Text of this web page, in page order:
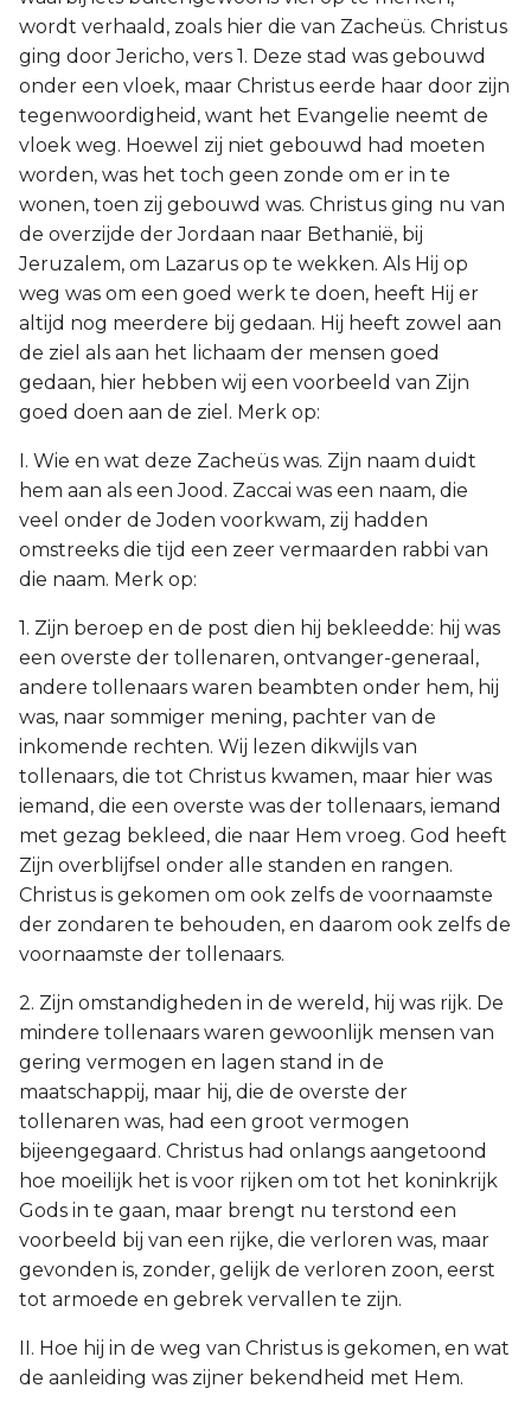
wordt verhaald, zoals hier die van Zacheüs. Christus
ging door Jericho, vers 1. Deze stad was gebouwd
onder een vloek, maar Christus eerde haar door zijn
tegenwoordigheid, want het Evangelie neemt de
vloek weg. Hoewel zij niet gebouwd had moeten
worden, was het toch geen zonde om er in te
wonen, toen zij gebouwd was. Christus ging nu van
de overzijde der Jordaan naar Bethanië, bij
Jeruzalem, om Lazarus op te wekken. Als Hij op
weg was om een goed werk te doen, heeft Hij er
altijd nog meerdere bij gedaan. Hij heeft zowel aan
de ziel als aan het lichaam der mensen goed
gedaan, hier hebben wij een voorbeeld van Zijn
goed doen aan de ziel. Merk op:
I. Wie en wat deze Zacheüs was. Zijn naam duidt
hem aan als een Jood. Zaccai was een naam, die
veel onder de Joden voorkwam, zij hadden
omstreeks die tijd een zeer vermaarden rabbi van
die naam. Merk op:
1. Zijn beroep en de post dien hij bekleedde: hij was
een overste der tollenaren, ontvanger-generaal,
andere tollenaars waren beambten onder hem, hij
was, naar sommiger mening, pachter van de
inkomende rechten. Wij lezen dikwijls van
tollenaars, die tot Christus kwamen, maar hier was
iemand, die een overste was der tollenaars, iemand
met gezag bekleed, die naar Hem vroeg. God heeft
Zijn overblijfsel onder alle standen en rangen.
Christus is gekomen om ook zelfs de voornaamste
der zondaren te behouden, en daarom ook zelfs de
voornaamste der tollenaars.
2. Zijn omstandigheden in de wereld, hij was rijk. De
mindere tollenaars waren gewoonlijk mensen van
gering vermogen en lagen stand in de
maatschappij, maar hij, die de overste der
tollenaren was, had een groot vermogen
bijeengegaard. Christus had onlangs aangetoond
hoe moeilijk het is voor rijken om tot het koninkrijk
Gods in te gaan, maar brengt nu terstond een
voorbeeld bij van een rijke, die verloren was, maar
gevonden is, zonder, gelijk de verloren zoon, eerst
tot armoede en gebrek vervallen te zijn.
II. Hoe hij in de weg van Christus is gekomen, en wat
de aanleiding was zijner bekendheid met Hem.